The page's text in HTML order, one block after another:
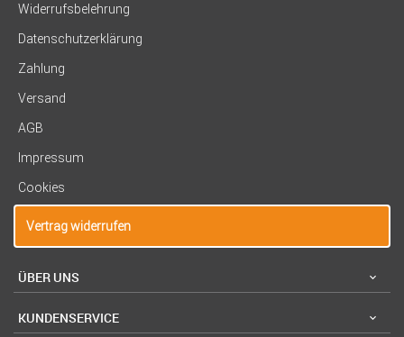
Widerrufsbelehrung
Datenschutzerklärung
Zahlung
Versand
AGB
Impressum
Cookies
Vertrag widerrufen
ÜBER UNS
KUNDENSERVICE